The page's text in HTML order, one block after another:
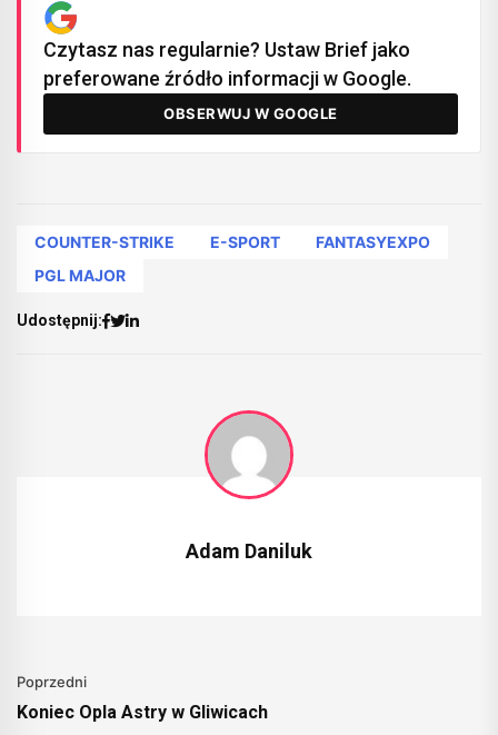
Czytasz nas regularnie? Ustaw Brief jako
preferowane źródło informacji w Google.
OBSERWUJ W GOOGLE
COUNTER-STRIKE E-SPORT
FANTASYEXPO
PGL MAJOR
Udostępnij:
Adam Daniluk
Poprzedni
Koniec Opla Astry w Gliwicach